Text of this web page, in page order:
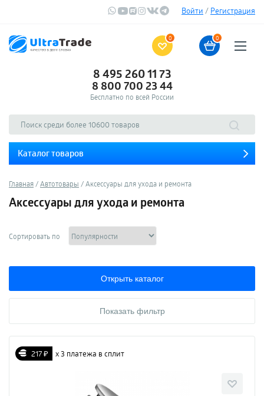
Войти / Регистрация
0 0
8 495 260 11 73
8 800 700 23 44
Бесплатно по всей России
Каталог товаров
Главная Автотовары Аксессуары для ухода и ремонта
Аксессуары для ухода и ремонта
Сортировать по
Открыть каталог
Показать фильтр
217 ₽ х 3 платежа в сплит